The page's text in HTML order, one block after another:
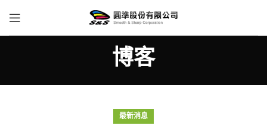
博客
最新消息